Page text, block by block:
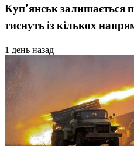
Куп’янськ залишається
тиснуть із кількох
1 день назад